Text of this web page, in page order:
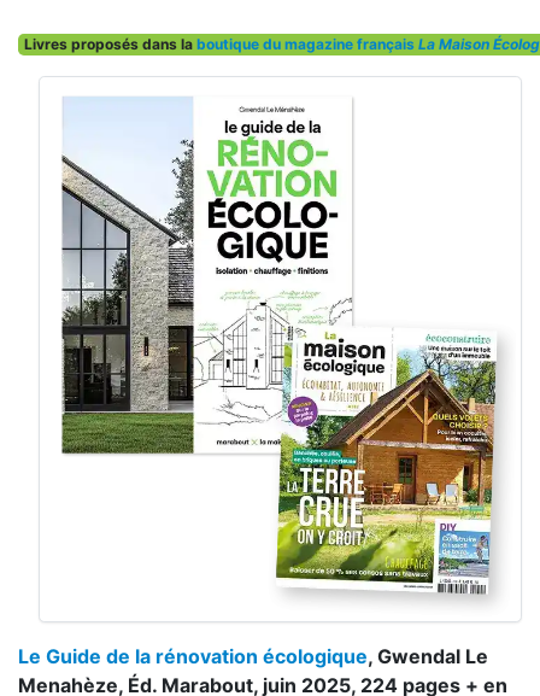
Livres proposés dans la boutique du magazine français La Maison
Le Guide de la rénovation écologique, Gwendal Le
Menahèze, Éd. Marabout, juin 2025, 224 pages + en